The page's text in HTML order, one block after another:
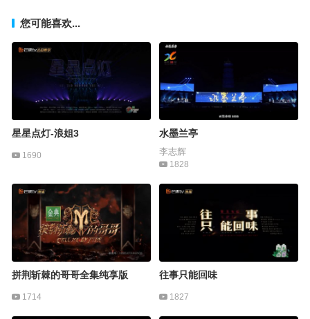
您可能喜欢...
星星点灯-浪姐3
1690
水墨兰亭
李志辉
1828
拼荆斩棘的哥哥全集纯享版
1714
往事只能回味
1827